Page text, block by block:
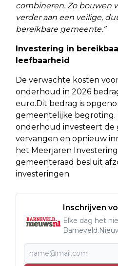
combineren. Zo bouwen
verder aan een veilige,
bereikbare gemeente.”
Investering in
leefbaarheid
De verwachte kosten
onderhoud in 2026
euro.Dit bedrag is
gemeentelijke begroting.
onderhoud investeert de
vervangen en opnieuw
het Meerjaren
gemeenteraad besluit
investeringen.
Inschrijven
Elke dag het